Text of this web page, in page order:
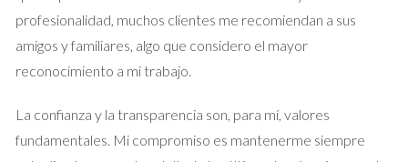
puedan aumentar su atractivo.
online y redes sociales para llegar a un público más
amplio. Las fotografías profesionales y los tours
Open houses:Organiza jornadas de puertas abiertas
para atraer a posibles compradores. Estas permiten
profesionalidad, muchos clientes me recomiendan a sus
amigos y familiares, algo que considero el mayor
reconocimiento a mi trabajo.
La confianza y la transparencia son, para mí, valores
fundamentales. Mi compromiso es mantenerme siempre